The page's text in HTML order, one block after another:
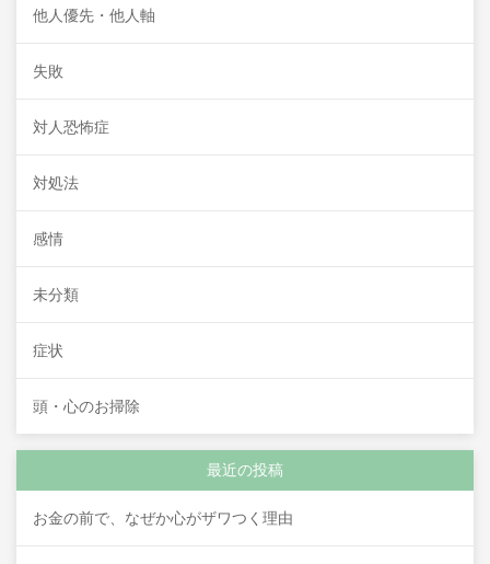
他人優先・他人軸
失敗
対人恐怖症
対処法
感情
未分類
症状
頭・心のお掃除
最近の投稿
お金の前で、なぜか心がザワつく理由